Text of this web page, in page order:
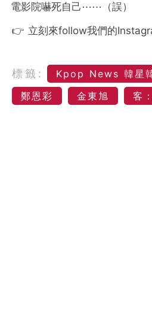
電影院嚇死自己⋯⋯（誤）
👉 立刻來follow我們的
標籤: Kpop News 韓星
鄭恩彩
金東旭 客